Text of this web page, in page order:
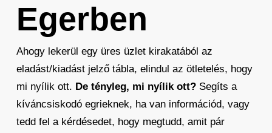
Egerben
Ahogy lekerül egy üres üzlet kirakatából az
eladást/kiadást jelző tábla, elindul az ötletelés, hogy
mi nyílik ott. De tényleg, mi nyílik ott? Segíts a
kíváncsiskodó egrieknek, ha van információd, vagy
tedd fel a kérdésedet, hogy megtudd, amit pár